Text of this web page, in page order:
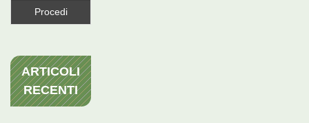
ARTICOLI
RECENTI